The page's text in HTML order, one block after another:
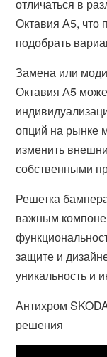
отличаться в
Октавия А5, что
подобрать
Замена или
Октавия А5
опций на рынке
изменить
собственными
Решетка
важным
защите и
уникальность и
Антихром
решения